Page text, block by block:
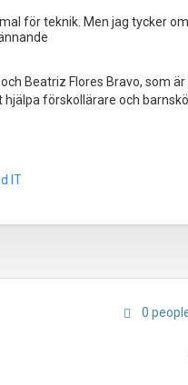
för teknik. Men jag tycker
Beatriz Flores Bravo, som är
förskollärare och
IT
0